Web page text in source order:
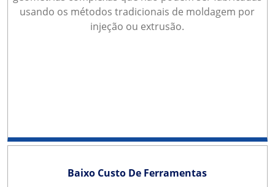
usando os métodos tradicionais de moldagem por
injeção ou extrusão.
Baixo Custo De Ferramentas